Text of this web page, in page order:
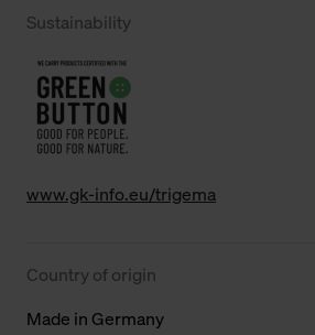
Sustainability
www.gk-info.eu/trigema
Country of origin
Made in Germany